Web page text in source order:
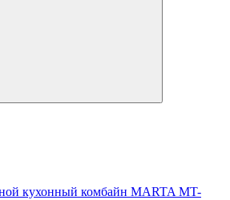
кухонный комбайн MARTA MT-